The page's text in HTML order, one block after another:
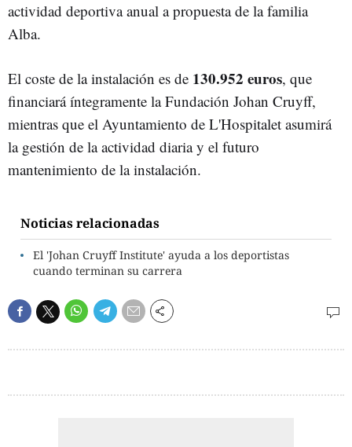
actividad deportiva anual a propuesta de la familia
Alba.
El coste de la instalación es de 130.952 euros, que
financiará íntegramente la Fundación Johan Cruyff,
mientras que el Ayuntamiento de L'Hospitalet asumirá
la gestión de la actividad diaria y el futuro
mantenimiento de la instalación.
Noticias relacionadas
El 'Johan Cruyff Institute' ayuda a los deportistas
cuando terminan su carrera